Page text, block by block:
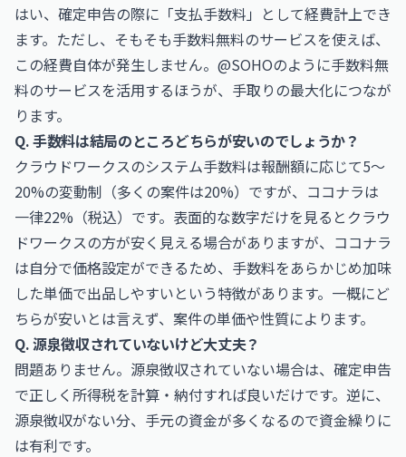
はい、確定申告の際に「支払手数料」として経費計上でき
ます。ただし、そもそも手数料無料のサービスを使えば、
この経費自体が発生しません。@SOHOのように手数料無
料のサービスを活用するほうが、手取りの最大化につなが
ります。
Q. 手数料は結局のところどちらが安いのでしょうか？
クラウドワークスのシステム手数料は報酬額に応じて5〜
20%の変動制（多くの案件は20%）ですが、ココナラは
一律22%（税込）です。表面的な数字だけを見るとクラウ
ドワークスの方が安く見える場合がありますが、ココナラ
は自分で価格設定ができるため、手数料をあらかじめ加味
した単価で出品しやすいという特徴があります。一概にど
ちらが安いとは言えず、案件の単価や性質によります。
Q. 源泉徴収されていないけど大丈夫？
問題ありません。源泉徴収されていない場合は、確定申告
で正しく所得税を計算・納付すれば良いだけです。逆に、
源泉徴収がない分、手元の資金が多くなるので資金繰りに
は有利です。